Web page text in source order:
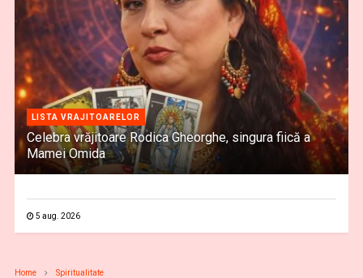
LISTA VRAJITOARELOR
Celebra vrăjitoare Rodica Gheorghe, singura fiică a
Mamei Omida
5 aug. 2026
Home Spiritualitate